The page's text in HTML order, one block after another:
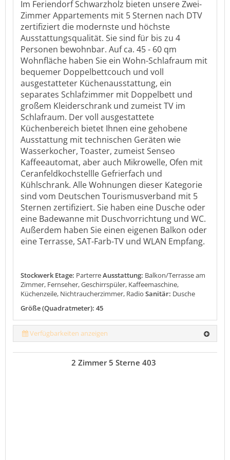
Im Feriendorf Schwarzholz bieten unsere Zwei-
Zimmer Appartements mit 5 Sternen nach DTV
zertifiziert die modernste und höchste
Ausstattungsqualität. Sie sind für bis zu 4
Personen bewohnbar. Auf ca. 45 - 60 qm
Wohnfläche haben Sie ein Wohn-Schlafraum mit
bequemer Doppelbettcouch und voll
ausgestatteter Küchenausstattung, ein
separates Schlafzimmer mit Doppelbett und
großem Kleiderschrank und zumeist TV im
Schlafraum. Der voll ausgestattete
Küchenbereich bietet Ihnen eine gehobene
Ausstattung mit technischen Geräten wie
Wasserkocher, Toaster, zumeist Senseo
Kaffeeautomat, aber auch Mikrowelle, Ofen mit
Ceranfeldkochstellle Gefrierfach und
Kühlschrank. Alle Wohnungen dieser Kategorie
sind vom Deutschen Tourismusverband mit 5
Sternen zertifiziert. Sie haben eine Dusche oder
eine Badewanne mit Duschvorrichtung und WC.
Außerdem haben Sie einen eigenen Balkon oder
eine Terrasse, SAT-Farb-TV und WLAN Empfang.
Stockwerk Etage: ParterreAusstattung: Balkon/Terrasse am
Zimmer, Fernseher, Geschirrspüler, Kaffeemaschine,
Küchenzeile, Nichtraucherzimmer, Radio Sanitär: Dusche
Größe (Quadratmeter): 45
Verfügbarkeiten anzeigen
2 Zimmer 5 Sterne 403